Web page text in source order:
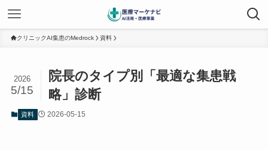
クリニックAI集患のMedrock 資料
院長のタイプ別「最適な集患戦
略」診断
2026
5/15
資料 2026-05-15